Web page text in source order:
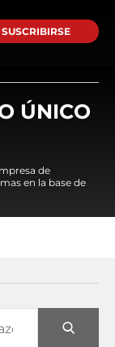
SUSCRIBIRSE
ÚNICO
de
en la base de